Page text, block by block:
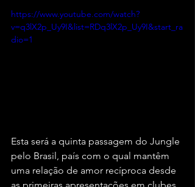
https://www.youtube.com/watch?
v=q3lX2p_Uy9I&list=RDq3lX2p_Uy9I&start_ra
dio=1
Esta será a quinta passagem do Jungle
pelo Brasil, país com o qual mantêm
uma relação de amor recíproca desde
as primeiras apresentações em clubes